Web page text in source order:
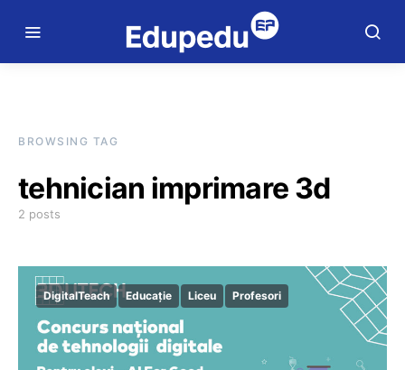
BROWSING TAG
tehnician imprimare 3d
2 posts
DigitalTeach Educație Liceu Profesori